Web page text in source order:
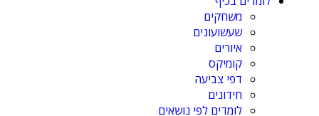
משחקים
שעשועונים
איורים
קומיקס
דפי צביעה
חידונים
לומדים לפי נושאים